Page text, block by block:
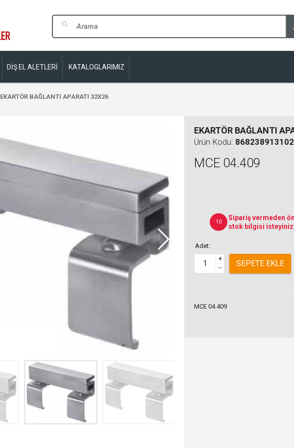
DİŞ EL ALETLERİ KATALOGLARIMIZ
EKARTÖR BAĞLANTI APARATI 32X26
EKARTÖR BAĞLANTI
Ürün Kodu:
MCE 04.409
10
Sipariş vermeden
stok bilgisi
Adet:
+
–
SEPETE EKLE
MCE 04.409